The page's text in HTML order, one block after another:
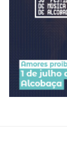
Ofertas